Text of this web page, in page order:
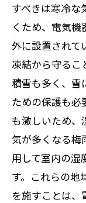
すべきは寒冷な
くため、電気
外に設置されて
凍結から守るこ
積雪も多く、雪
ための保護も必
も激しいため、
気が多くなる梅
用して室内の湿
す。これらの地
を施すことは、